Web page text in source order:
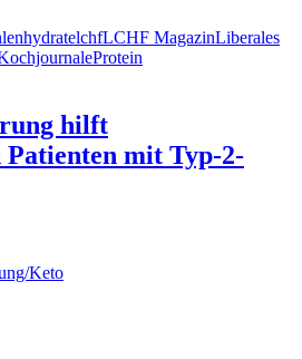
lchfLCHF MagazinLiberales
Protein
hilft
mit Typ-2-
Keto